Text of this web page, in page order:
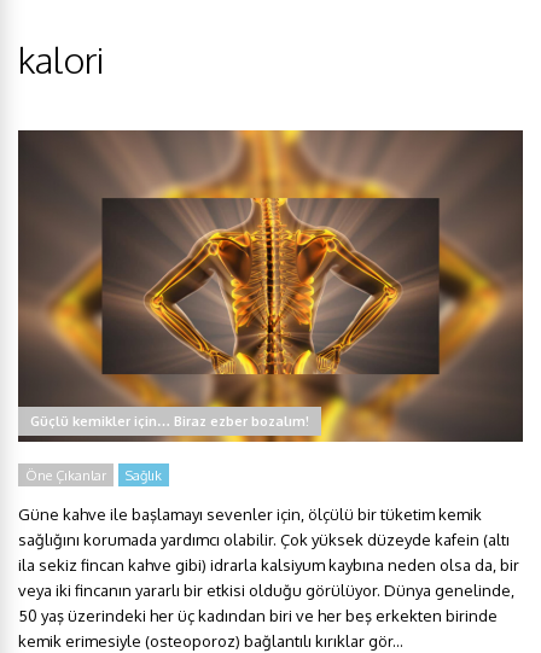
kalori
Güçlü kemikler için… Biraz ezber bozalım!
Öne Çıkanlar Sağlık
Güne kahve ile başlamayı sevenler için, ölçülü bir tüketim kemik
sağlığını korumada yardımcı olabilir. Çok yüksek düzeyde kafein (altı
ila sekiz fincan kahve gibi) idrarla kalsiyum kaybına neden olsa da, bir
veya iki fincanın yararlı bir etkisi olduğu görülüyor. Dünya genelinde,
50 yaş üzerindeki her üç kadından biri ve her beş erkekten birinde
kemik erimesiyle (osteoporoz) bağlantılı kırıklar gör...